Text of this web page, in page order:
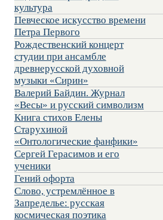
культура
Певческое искусство времени
Петра Первого
Рождественский концерт
студии при ансамбле
древнерусской духовной
музыки «Сирин»
Валерий Байдин. Журнал
«Весы» и русский символизм
Книга стихов Елены
Старухиной
«Онтологические фанфики»
Сергей Герасимов и его
ученики
Гений офорта
Слово, устремлённое в
Запределье: русская
космическая поэтика